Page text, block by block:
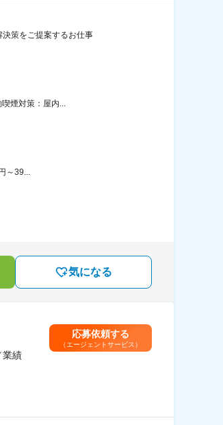
策をご提案するお仕事
煙対策：屋内...
～39...
気になる
業績
応募依頼する
（エージェントサービス）